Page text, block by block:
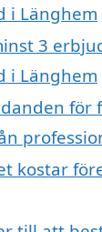
i Länghem
3
i Länghem
för
kostar